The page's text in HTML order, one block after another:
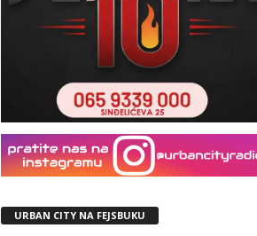
URBAN CITY NA FEJSBUKU